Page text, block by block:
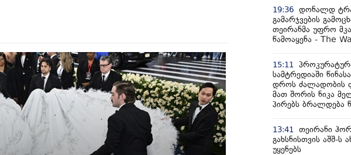
19:36 დონალდ
გამარჯვების
თეირანმა უფრო
წამოაყენა - The
15:11
სამტრედიაში
დროს ძალადობის
მათ შორის ნიკა
პირებს ბრალდება
13:41
თეირანი
გახსნისთვის აშშ-ს
უყენებს